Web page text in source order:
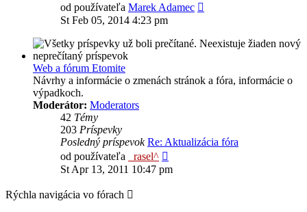
od používateľa Marek Adamec
St Feb 05, 2014 4:23 pm
Web a fórum Etomite
Návrhy a informácie o zmenách stránok a fóra, informácie o
výpadkoch.
Moderátor: Moderators
42 Témy
203 Príspevky
Posledný príspevok Re: Aktualizácia fóra
od používateľa
_rasel^
posledný
St Apr 13, 2011 10:47 pm
Rýchla navigácia vo fórach